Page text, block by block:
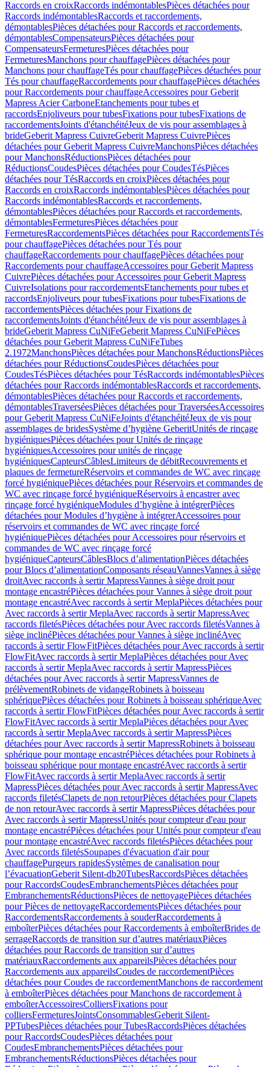
Raccords en croixRaccords indémontablesPièces détachées pour
Raccords indémontablesRaccords et raccordements,
démontablesPièces détachées pour Raccords et raccordements,
démontablesCompensateursPièces détachées pour
CompensateursFermeturesPièces détachées pour
FermeturesManchons pour chauffagePièces détachées pour
Manchons pour chauffageTés pour chauffagePièces détachées pour
Tés pour chauffageRaccordements pour chauffagePièces détachées
pour Raccordements pour chauffageAccessoires pour Geberit
Mapress Acier CarboneEtanchements pour tubes et
raccordsEnjoliveurs pour tubesFixations pour tubesFixations de
raccordementsJoints d'étanchéitéJeux de vis pour assemblages à
brideGeberit Mapress CuivreGeberit Mapress CuivrePièces
détachées pour Geberit Mapress CuivreManchonsPièces détachées
pour ManchonsRéductionsPièces détachées pour
RéductionsCoudesPièces détachées pour CoudesTésPièces
détachées pour TésRaccords en croixPièces détachées pour
Raccords en croixRaccords indémontablesPièces détachées pour
Raccords indémontablesRaccords et raccordements,
démontablesPièces détachées pour Raccords et raccordements,
démontablesFermeturesPièces détachées pour
FermeturesRaccordementsPièces détachées pour RaccordementsTés
pour chauffagePièces détachées pour Tés pour
chauffageRaccordements pour chauffagePièces détachées pour
Raccordements pour chauffageAccessoires pour Geberit Mapress
CuivrePièces détachées pour Accessoires pour Geberit Mapress
CuivreIsolations pour raccordementsEtanchements pour tubes et
raccordsEnjoliveurs pour tubesFixations pour tubesFixations de
raccordementsPièces détachées pour Fixations de
raccordementsJoints d'étanchéitéJeux de vis pour assemblages à
brideGeberit Mapress CuNiFeGeberit Mapress CuNiFePièces
détachées pour Geberit Mapress CuNiFeTubes
2.1972ManchonsPièces détachées pour ManchonsRéductionsPièces
détachées pour RéductionsCoudesPièces détachées pour
CoudesTésPièces détachées pour TésRaccords indémontablesPièces
détachées pour Raccords indémontablesRaccords et raccordements,
démontablesPièces détachées pour Raccords et raccordements,
démontablesTraverséesPièces détachées pour TraverséesAccessoires
pour Geberit Mapress CuNiFeJoints d'étanchéitéJeux de vis pour
assemblages de bridesSystème d’hygiène GeberitUnités de rinçage
hygiéniquesPièces détachées pour Unités de rinçage
hygiéniquesAccessoires pour unités de rinçage
hygiéniquesCapteursCâblesLimiteurs de débitRecouvrements et
plaques de fermetureRéservoirs et commandes de WC avec rinçage
forcé hygiéniquePièces détachées pour Réservoirs et commandes de
WC avec rinçage forcé hygiéniqueRéservoirs à encastrer avec
rinçage forcé hygiéniqueModules d’hygiène à intégrerPièces
détachées pour Modules d’hygiène à intégrerAccessoires pour
réservoirs et commandes de WC avec rinçage forcé
hygiéniquePièces détachées pour Accessoires pour réservoirs et
commandes de WC avec rinçage forcé
hygiéniqueCapteursCâblesBlocs d’alimentationPièces détachées
pour Blocs d’alimentationComposants réseauVannesVannes à siège
droitAvec raccords à sertir MapressVannes à siège droit pour
montage encastréPièces détachées pour Vannes à siège droit pour
montage encastréAvec raccords à sertir MeplaPièces détachées pour
Avec raccords à sertir MeplaAvec raccords à sertir MapressAvec
raccords filetésPièces détachées pour Avec raccords filetésVannes à
siège inclinéPièces détachées pour Vannes à siège inclinéAvec
raccords à sertir FlowFitPièces détachées pour Avec raccords à sertir
FlowFitAvec raccords à sertir MeplaPièces détachées pour Avec
raccords à sertir MeplaAvec raccords à sertir MapressPièces
détachées pour Avec raccords à sertir MapressVannes de
prélèvementRobinets de vidangeRobinets à boisseau
sphériquePièces détachées pour Robinets à boisseau sphériqueAvec
raccords à sertir FlowFitPièces détachées pour Avec raccords à sertir
FlowFitAvec raccords à sertir MeplaPièces détachées pour Avec
raccords à sertir MeplaAvec raccords à sertir MapressPièces
détachées pour Avec raccords à sertir MapressRobinets à boisseau
sphérique pour montage encastréPièces détachées pour Robinets à
boisseau sphérique pour montage encastréAvec raccords à sertir
FlowFitAvec raccords à sertir MeplaAvec raccords à sertir
MapressPièces détachées pour Avec raccords à sertir MapressAvec
raccords filetésClapets de non retourPièces détachées pour Clapets
de non retourAvec raccords à sertir MapressPièces détachées pour
Avec raccords à sertir MapressUnités pour compteur d'eau pour
montage encastréPièces détachées pour Unités pour compteur d'eau
pour montage encastréAvec raccords filetésPièces détachées pour
Avec raccords filetésSoupapes d'évacuation d'air pour
chauffagePurgeurs rapidesSystèmes de canalisation pour
l’évacuationGeberit Silent-db20TubesRaccordsPièces détachées
pour RaccordsCoudesEmbranchementsPièces détachées pour
EmbranchementsRéductionsPièces de nettoyagePièces détachées
pour Pièces de nettoyageRaccordementsPièces détachées pour
RaccordementsRaccordements à souderRaccordements à
emboîterPièces détachées pour Raccordements à emboîterBrides de
serrageRaccords de transition sur d’autres matériauxPièces
détachées pour Raccords de transition sur d’autres
matériauxRaccordements aux appareilsPièces détachées pour
Raccordements aux appareilsCoudes de raccordementPièces
détachées pour Coudes de raccordementManchons de raccordement
à emboîterPièces détachées pour Manchons de raccordement à
emboîterAccessoiresColliersFixations pour
colliersFermeturesJointsConsommablesGeberit Silent-
PPTubesPièces détachées pour TubesRaccordsPièces détachées
pour RaccordsCoudesPièces détachées pour
CoudesEmbranchementsPièces détachées pour
EmbranchementsRéductionsPièces détachées pour